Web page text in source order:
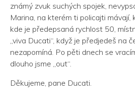
známý zvuk suchých spojek,
Marina, na kterém ti policajti
kde je předepsaná rychlost 50,
„viva Ducati“, když je předjedeš na
nezapomíná. Po pěti dnech se
dlouho jsme „out“.
Děkujeme, pane Ducati.